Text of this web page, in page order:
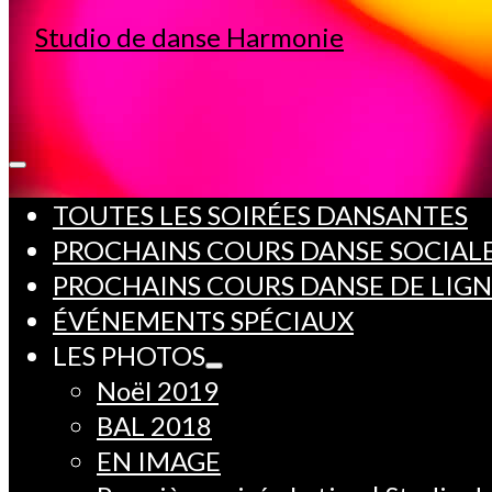
TOUTES LES SOIRÉES DANSANTES
PROCHAINS COURS DANSE
PROCHAINS COURS DANSE DE
ÉVÉNEMENTS SPÉCIAUX
LES PHOTOS
Noël 2019
BAL 2018
EN IMAGE